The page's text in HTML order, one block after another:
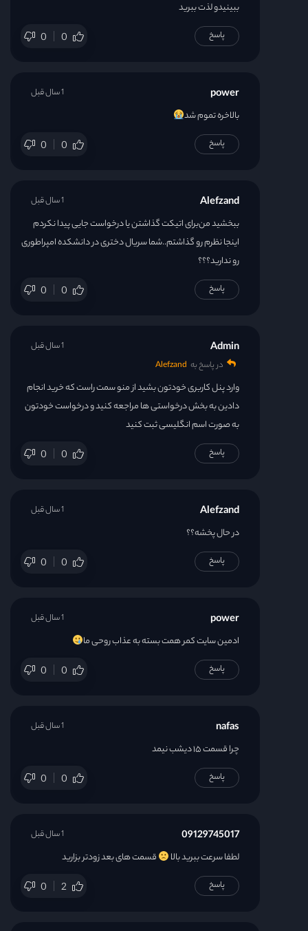
ببینیدو لذت ببرید
0 0 پاسخ
power
بالاخره تموم شد
0 0
1 سال قبل
پاسخ
Alefzand
ببخشید من‌برای اتیکت گذاشتن یا درخواست جایی پیدا نکردم
اینجا نظرم رو گذاشتم..شما سریال دختری در دانشکده امپراطوری
رو ندارید؟؟؟
0 0
1 سال قبل
پاسخ
Admin
در پاسخ به Alefzand
وارد پنل کاربری خودتون بشید از منو سمت راست که خرید انجام
دادین به بخش درخواستی ها مراجعه کنید و درخواست خودتون
به صورت اسم انگلیسی ثبت کنید
0 0
1 سال قبل
پاسخ
Alefzand
در حال پخشه؟؟
0 0
1 سال قبل
پاسخ
power
ادمین سایت کمر همت بسته به عذاب روحی ما
0 0
1 سال قبل
پاسخ
nafas
چرا قسمت ۱۵ دیشب نیمد
0 0
1 سال قبل
پاسخ
09129745017
لطفا سرعت ببرید بالا قسمت های بعد زودتر بزارید
0 2
1 سال قبل
پاسخ